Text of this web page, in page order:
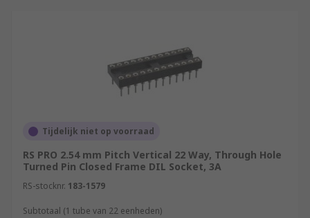
Tijdelijk niet op voorraad
RS PRO 2.54 mm Pitch Vertical 22 Way, Through Hole
Turned Pin Closed Frame DIL Socket, 3A
RS-stocknr. 183-1579
Subtotaal (1 tube van 22 eenheden)